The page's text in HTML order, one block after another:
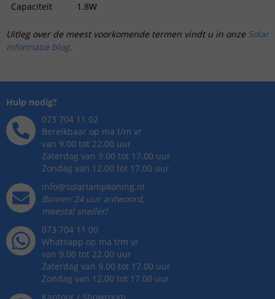
Capaciteit
1.8W
Uitleg over de meest voorkomende termen vindt u in onze Solar
informatie blog.
Hulp nodig?
073 704 11 02
Bereikbaar op ma t/m vr
van 9.00 tot 22.00 uur
Zaterdag van 9.00 tot 17.00 uur
Zondag van 12.00 tot 17.00 uur
info@solarlampkoning.nl
Binnen 24 uur antwoord,
meestal sneller!
073 704 11 00
Whatsapp op ma t/m vr
van 9.00 tot 22.00 uur
Zaterdag van 9.00 tot 17.00 uur
Zondag van 12.00 tot 17.00 uur